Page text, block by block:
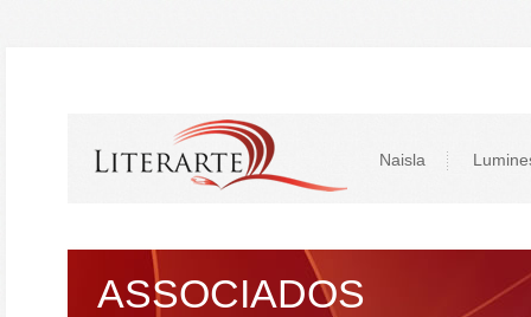
Naisla
ASSOCIADOS